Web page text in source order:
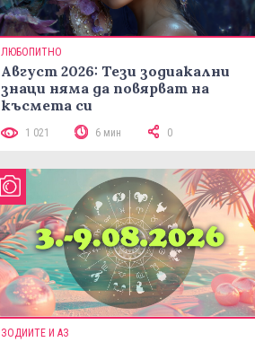
ЛЮБОПИТНО
Август 2026: Тези зодиакални
знаци няма да повярват на
късмета си
1 021 6 мин 0
ЗОДИИТЕ И АЗ